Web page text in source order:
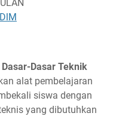
Dasar Teknik
alat pembelajaran
siswa dengan
yang dibutuhkan